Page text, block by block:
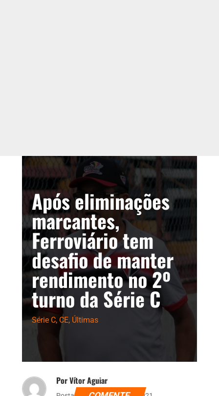
Após eliminações
marcantes,
Ferroviário tem
desafio de manter
rendimento no 2º
turno da Série C
Série C, CE, Últimas
Por Vítor Aguiar